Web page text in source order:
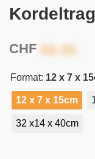
CHF
Format: 12 x 7 x
12 x 7 x 15cm
32 x14 x 40cm